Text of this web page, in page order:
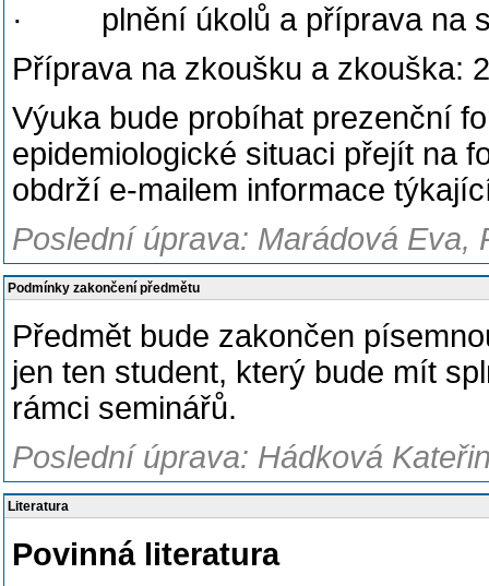
· plnění úkolů a příprava na
Příprava na zkoušku a zkouška:
Výuka bude probíhat prezenční
epidemiologické situaci přejít na
obdrží e-mailem informace
Poslední úprava: Marádová Eva,
Podmínky zakončení předmětu
Předmět bude zakončen
jen ten student, který bude mít
rámci seminářů.
Poslední úprava: Hádková
Literatura
Povinná literatura